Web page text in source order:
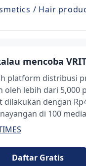
/ Hair
mencoba
platform distribusi
oleh lebih dari 5,000
dilakukan dengan
di 100
Daftar Gratis